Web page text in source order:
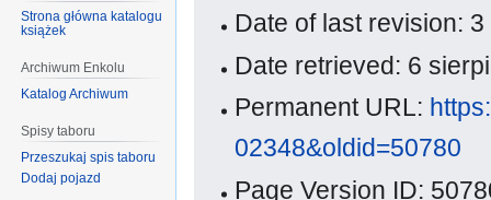
Date of last revision:
Date retrieved: 6
Permanent URL:
02348&oldid=50780
Page Version ID:
Strona główna katalogu
książek
Archiwum Enkolu
Katalog Archiwum
Spisy taboru
Przeszukaj spis taboru
Dodaj pojazd